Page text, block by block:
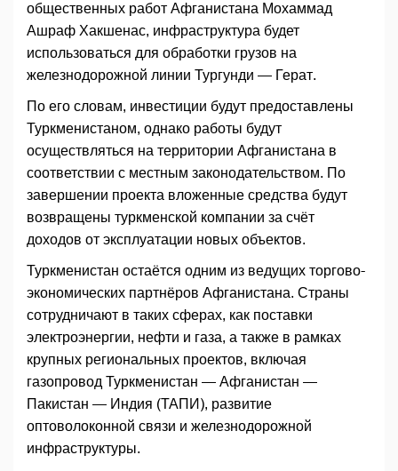
общественных работ Афганистана Мохаммад
Ашраф Хакшенас, инфраструктура будет
использоваться для обработки грузов на
железнодорожной линии Тургунди — Герат.
По его словам, инвестиции будут предоставлены
Туркменистаном, однако работы будут
осуществляться на территории Афганистана в
соответствии с местным законодательством. По
завершении проекта вложенные средства будут
возвращены туркменской компании за счёт
доходов от эксплуатации новых объектов.
Туркменистан остаётся одним из ведущих торгово-
экономических партнёров Афганистана. Страны
сотрудничают в таких сферах, как поставки
электроэнергии, нефти и газа, а также в рамках
крупных региональных проектов, включая
газопровод Туркменистан — Афганистан —
Пакистан — Индия (ТАПИ), развитие
оптоволоконной связи и железнодорожной
инфраструктуры.